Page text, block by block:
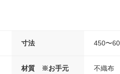
寸法 450〜
材質 ※お手元
不織布